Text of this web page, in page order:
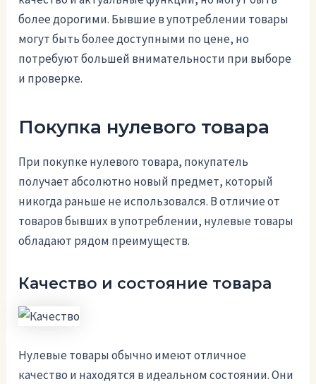
более дорогими. Бывшие в употреблении товары
могут быть более доступными по цене, но
потребуют большей внимательности при выборе
и проверке.
Покупка нулевого товара
При покупке нулевого товара, покупатель
получает абсолютно новый предмет, который
никогда раньше не использовался. В отличие от
товаров бывших в употреблении, нулевые товары
обладают рядом преимуществ.
Качество и состояние товара
Нулевые товары обычно имеют отличное
качество и находятся в идеальном состоянии. Они